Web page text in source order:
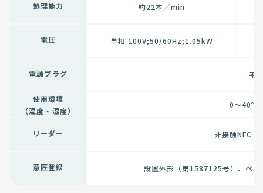
処理能力 約22本／min
電圧 単相 100V;50/60Hz;1.05kW
電源プラグ 平
使用環境
（温度・湿度）
0～40℃
リーダー 非接触NFC
意匠登録 設置外形（第1587125号）、ペ